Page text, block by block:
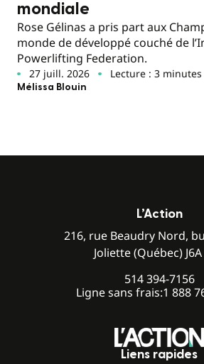
mondiale
Rose Gélinas a pris part aux
monde de développé couché de
Powerlifting Federation.
27 juill. 2026 Lecture : 3 minutes
Mélissa Blouin
L’Action
216, rue Beaudry Nord,
Joliette (Québec)
514 394-7156
Ligne sans frais:1 888
Liens rapides